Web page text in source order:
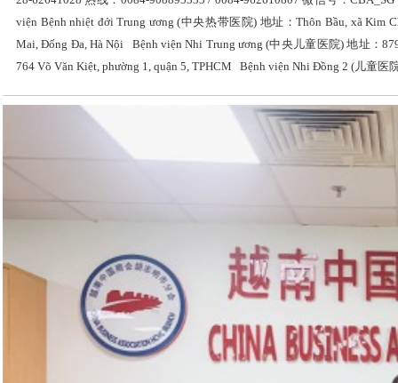
viện Bệnh nhiệt đới Trung ương (中央热带医院) 地址：Thôn Bầu, xã Kim
Mai, Đống Đa, Hà Nội Bệnh viện Nhi Trung ương (中央儿童医院) 地址：
764 Võ Văn Kiệt, phường 1, quận 5, TPHCM Bệnh viện Nhi Đồng 2 (儿童医